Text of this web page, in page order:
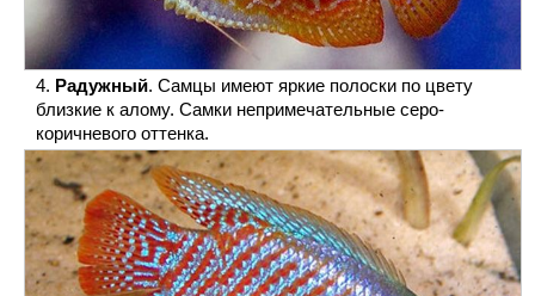
Радужный. Самцы имеют яркие полоски по цвету
близкие к алому. Самки непримечательные серо-
коричневого оттенка.